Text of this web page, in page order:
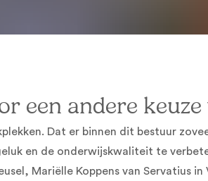
een andere keuze
Dat er binnen dit bestuur
en de onderwijskwaliteit te
Mariëlle Koppens van Servatius